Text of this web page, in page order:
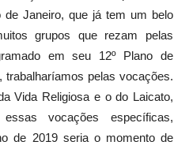
de Janeiro, que já tem um belo
grupos que rezam pelas
em seu 12º Plano de
trabalharíamos pelas vocações.
Vida Religiosa e o do Laicato,
vocações específicas,
de 2019 seria o momento de